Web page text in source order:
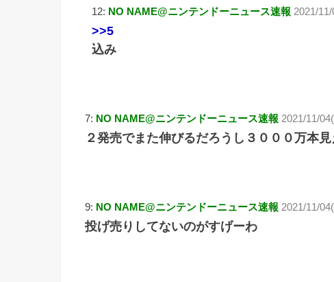
12: NO NAME@ニンテンドーニュース速報 2021/
>>5
込み
7: NO NAME@ニンテンドーニュース速報 2021/11/
２発売でまた伸びるだろうし３０００万本
9: NO NAME@ニンテンドーニュース速報 2021/11/
投げ売りしてないのがすげーわ